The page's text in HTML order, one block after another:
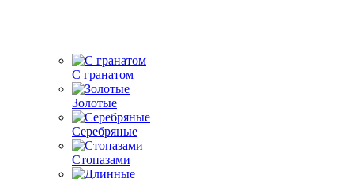
С гранатом
Золотые
Серебряные
Стопазами